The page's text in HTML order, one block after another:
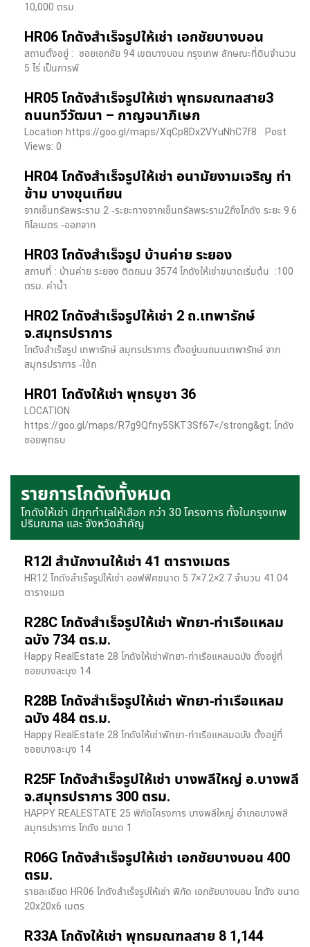
10,000 ตรม.
HR06 โกดังสำเร็จรูปให้เช่า เอกชัยบางบอน
สถานตั้งอยู่ : ซอยเอกชัย 94 เขตบางบอน กรุงเทพ ลักษณะที่ดินจำนวน
5 ไร่ เป็นการพั
HR05 โกดังสำเร็จรูปให้เช่า พุทธมณฑลสาย3
ถนนทวีวัฒนา – กาญจนาภิเษก
Location https://goo.gl/maps/XqCp8Dx2VYuNhC7f8 Post
Views: 0
HR04 โกดังสำเร็จรูปให้เช่า อนามัยงามเจริญ ท่า
ข้าม บางขุนเทียน
จากเซ็นทรัลพระราม 2 -ระยะทางจากเซ็นทรัลพระราม2ถึงโกดัง ระยะ 9.6
กิโลเมตร -ออกจาก
HR03 โกดังสำเร็จรูป บ้านค่าย ระยอง
สถานที่ : บ้านค่าย ระยอง ติดถนน 3574 โกดังให้เช่าขนาดเริ่มต้น :100
ตรม. ค่าน้ำ
HR02 โกดังสำเร็จรูปให้เช่า 2 ถ.เทพารักษ์
จ.สมุทรปราการ
โกดังสำเร็จรูป เทพารักษ์ สมุทรปราการ ตั้งอยู่บนถนนเทพารักษ์ จาก
สมุทรปราการ -ใช้ถ
HR01 โกดังให้เช่า พุทธบูชา 36
LOCATION
https://goo.gl/maps/R7g9Qfny5SKT3Sf67</strong&gt; โกดัง
ซอยพุทธบ
รายการโกดังทั้งหมด
โกดังให้เช่า มีทุกทำเลให้เลือก กว่า 30 โครงการ ทั้งในกรุงเทพ
ปริมณฑล และ จังหวัดสำคัญ
R12I สำนักงานให้เช่า 41 ตารางเมตร
HR12 โกดังสำเร็จรูปให้เช่า ออฟฟิศขนาด 5.7×7.2×2.7 จำนวน 41.04
ตารางเมต
R28C โกดังสำเร็จรูปให้เช่า พัทยา-ท่าเรือแหลม
ฉบัง 734 ตร.ม.
Happy RealEstate 28 โกดังให้เช่าพัทยา-ท่าเรือแหลมฉบัง ตั้งอยู่ที่
ซอยบางละมุง 14
R28B โกดังสำเร็จรูปให้เช่า พัทยา-ท่าเรือแหลม
ฉบัง 484 ตร.ม.
Happy RealEstate 28 โกดังให้เช่าพัทยา-ท่าเรือแหลมฉบัง ตั้งอยู่ที่
ซอยบางละมุง 14
R25F โกดังสำเร็จรูปให้เช่า บางพลีใหญ่ อ.บางพลี
จ.สมุทรปราการ 300 ตรม.
HAPPY REALESTATE 25 พิกัดโครงการ บางพลีใหญ่ อำเภอบางพลี
สมุทรปราการ โกดัง ขนาด 1
R06G โกดังสำเร็จรูปให้เช่า เอกชัยบางบอน 400
ตรม.
รายละเอียด HR06 โกดังสำเร็จรูปให้เช่า พิกัด เอกชัยบางบอน โกดัง ขนาด
20x20x6 เมตร
R33A โกดังให้เช่า พุทธมณฑลสาย 8 1,144